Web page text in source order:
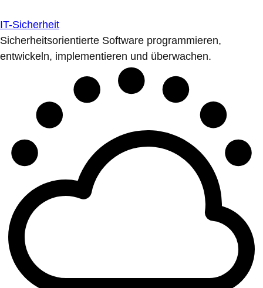
IT-Sicherheit
Sicherheitsorientierte Software programmieren,
entwickeln, implementieren und überwachen.